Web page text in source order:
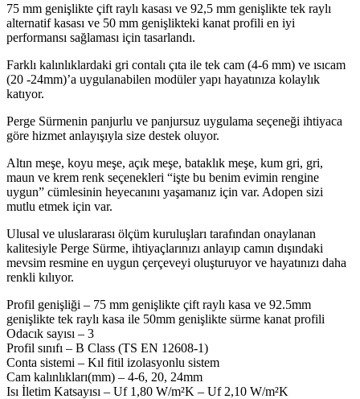
75 mm genişlikte çift raylı kasası ve 92,5 mm genişlikte tek raylı
alternatif kasası ve 50 mm genişlikteki kanat profili en iyi
performansı sağlaması için tasarlandı.
Farklı kalınlıklardaki gri contalı çıta ile tek cam (4-6 mm) ve ısıcam
(20 -24mm)’a uygulanabilen modüler yapı hayatınıza kolaylık
katıyor.
Perge Sürmenin panjurlu ve panjursuz uygulama seçeneği ihtiyaca
göre hizmet anlayışıyla size destek oluyor.
Altın meşe, koyu meşe, açık meşe, bataklık meşe, kum gri, gri,
maun ve krem renk seçenekleri “işte bu benim evimin rengine
uygun” cümlesinin heyecanını yaşamanız için var. Adopen sizi
mutlu etmek için var.
Ulusal ve uluslararası ölçüm kuruluşları tarafından onaylanan
kalitesiyle Perge Sürme, ihtiyaçlarınızı anlayıp camın dışındaki
mevsim resmine en uygun çerçeveyi oluşturuyor ve hayatınızı daha
renkli kılıyor.
Profil genişliği – 75 mm genişlikte çift raylı kasa ve 92.5mm
genişlikte tek raylı kasa ile 50mm genişlikte sürme kanat profili
Odacık sayısı – 3
Profil sınıfı – B Class (TS EN 12608-1)
Conta sistemi – Kıl fitil izolasyonlu sistem
Cam kalınlıkları(mm) – 4-6, 20, 24mm
Isı İletim Katsayısı – Uf 1,80 W/m²K – Uf 2,10 W/m²K